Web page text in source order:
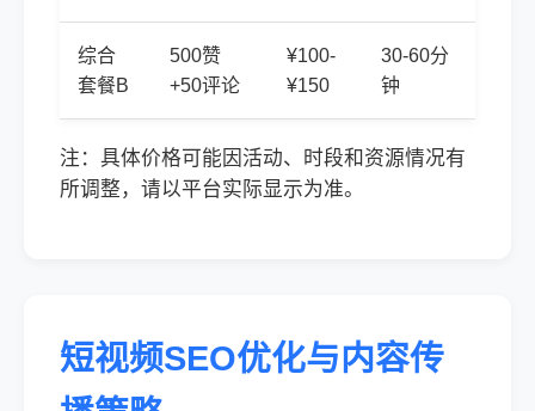
综合
套餐B
500赞
+50评论
¥100-
¥150
30-60分
钟
注：具体价格可能因活动、时段和资源情况有
所调整，请以平台实际显示为准。
短视频SEO优化与内容传